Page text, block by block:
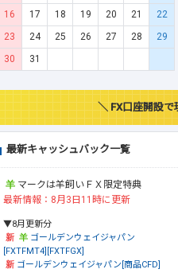
16
17 18 19 20 21
22
23
24 25 26 27 28
29
30
31
＼ FX口座開設
最新キャッシュバック一覧
マークは羊飼いＦＸ限定特典
最新情報：8月3日11時に更新
▼8月更新分
ゴールデンウェイジャパン
[FXTFMT4][FXTFGX]
ゴールデンウェイジャパン[商品CFD]